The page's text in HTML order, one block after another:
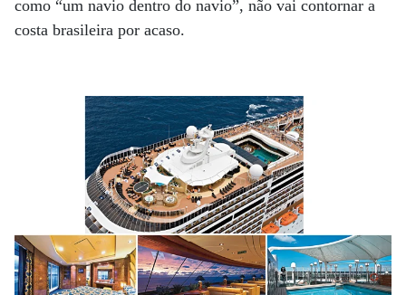
como “um navio dentro do navio”, não vai contornar a
costa brasileira por acaso.